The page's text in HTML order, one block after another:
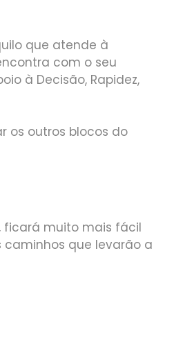
que atende à
com o seu
à Decisão, Rapidez,
os outros blocos do
ficará muito mais fácil
que levarão a